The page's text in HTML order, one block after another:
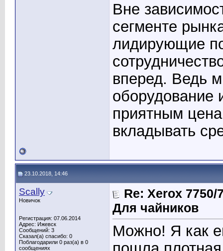
Вне
сегменте
лидирующие
вперед. Ведь
оборудование
приятным
вкладывать
23.10.2018, 14:46
Scally
Новичок
Регистрация: 07.06.2014
Адрес: Ижевск
Сообщений: 3
Сказал(а) спасибо: 0
Поблагодарили 0 раз(а) в 0
сообщениях
Re: Xerox 7750/
Для чайников
Можно! Я как